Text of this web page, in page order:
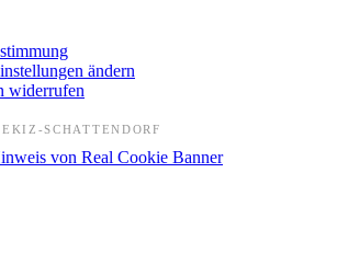
ändern
widerrufen
SCHATTENDORF
von Real Cookie Banner